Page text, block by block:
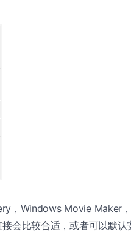
，Windows Movie Maker
会比较合适，或者可以默